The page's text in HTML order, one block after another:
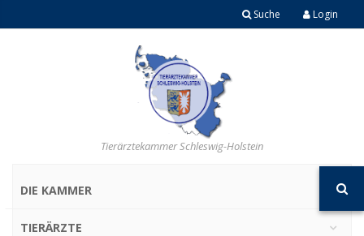
Login
Suche
Tierärztekammer Schleswig-Holstein
DIE KAMMER
TIERÄRZTE